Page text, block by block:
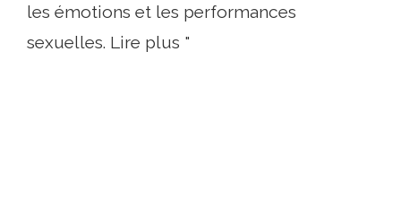
les émotions et les performances
sexuelles. Lire plus "